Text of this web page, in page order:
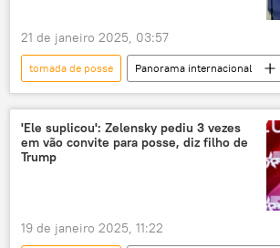
21 de janeiro 2025, 03:57
tomada de posse
Panorama internacional
Américas
Rússia
Donald Trump
Estados Unidos
Federação da Rússia
Telegram
Capitólio
posse
'Ele suplicou': Zelensky pediu 3 vezes
em vão convite para posse, diz filho de
Trump
19 de janeiro 2025, 11:22